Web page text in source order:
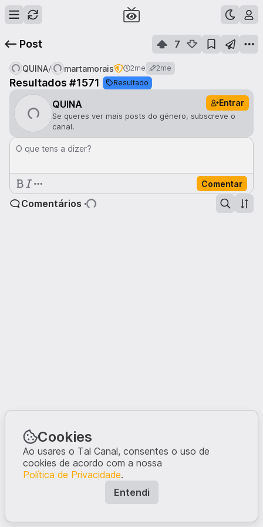
Post 7
QUINA/ martamorais 2me 2me
Resultados #1571 Resultado
QUINA Entrar
Se queres ver mais posts do género, subscreve o
canal.
O que tens a dizer?
Comentar
Comentários ·
Cookies
Ao usares o Tal Canal, consentes o uso de
cookies de acordo com a nossa
Política de Privacidade.
Entendi